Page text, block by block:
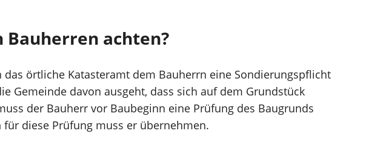
achten?
das örtliche Katasteramt dem Bauherrn eine Sondierungspflicht
Gemeinde davon ausgeht, dass sich auf dem Grundstück
der Bauherr vor Baubeginn eine Prüfung des Baugrunds
für diese Prüfung muss er übernehmen.